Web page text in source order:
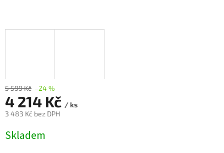
5 599 Kč –24 %
4 214 Kč / ks
3 483 Kč bez DPH
cena:
Skladem